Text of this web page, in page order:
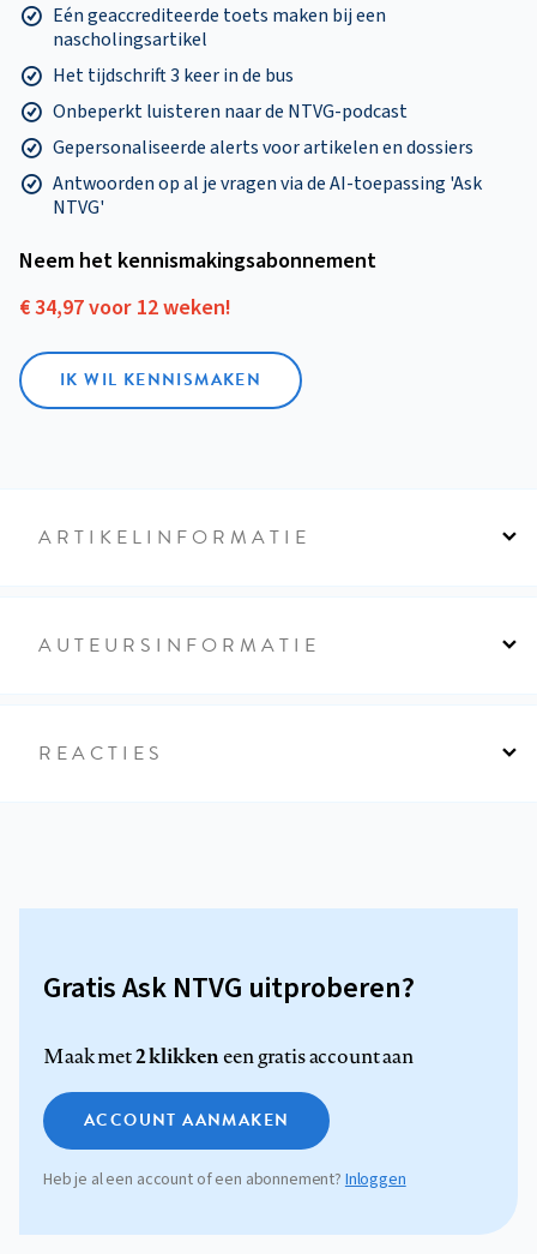
Eén geaccrediteerde toets maken bij een
nascholingsartikel
Het tijdschrift 3 keer in de bus
Onbeperkt luisteren naar de NTVG-podcast
Gepersonaliseerde alerts voor artikelen en dossiers
Antwoorden op al je vragen via de AI-toepassing 'Ask
NTVG'
Neem het kennismakings­abonnement
€ 34,97 voor 12 weken!
IK WIL KENNISMAKEN
ARTIKELINFORMATIE
AUTEURSINFORMATIE
REACTIES
Gratis Ask NTVG uitproberen?
Maak met2 klikkeneen gratis account aan
ACCOUNT AANMAKEN
Heb je al een account of een abonnement? Inloggen